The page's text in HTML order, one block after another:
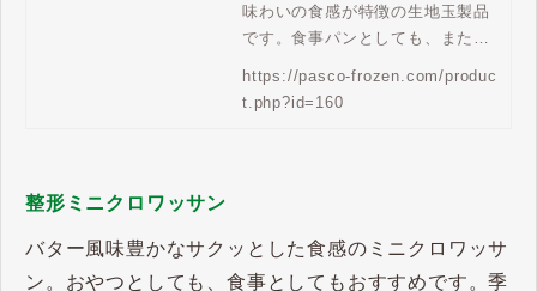
通販
味わいの食感が特徴の生地玉製品
です。食事パンとしても、また惣
めです。
https://pasco-frozen.com/produc
t.php?id=160
整形ミニクロワッサン
バター風味豊かなサクッとした食感のミニクロワッサ
ン。おやつとしても、食事としてもおすすめです。季